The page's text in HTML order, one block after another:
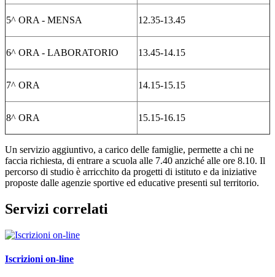
5^ ORA - MENSA 12.35-13.45
6^ ORA - LABORATORIO 13.45-14.15
7^ ORA 14.15-15.15
8^ ORA 15.15-16.15
Un servizio aggiuntivo, a carico delle famiglie, permette a chi ne
faccia richiesta, di entrare a scuola alle 7.40 anziché alle ore 8.10. Il
percorso di studio è arricchito da progetti di istituto e da iniziative
proposte dalle agenzie sportive ed educative presenti sul territorio.
Servizi correlati
Iscrizioni on-line